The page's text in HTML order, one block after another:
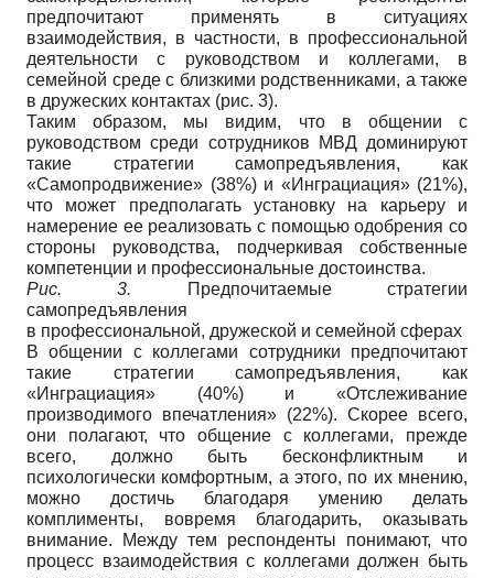
предпочитают применять в ситуациях
взаимодействия, в частности, в профессиональной
деятельности с руководством и коллегами, в
семейной среде с близкими родственниками, а также
в дружеских контактах (рис. 3).
Таким образом, мы видим, что в общении с
руководством среди сотрудников МВД доминируют
такие стратегии самопредъявления, как
«Самопродвижение» (38%) и «Инграциация» (21%),
что может предполагать установку на карьеру и
намерение ее реализовать с помощью одобрения со
стороны руководства, подчеркивая собственные
компетенции и профессиональные достоинства.
Рис. 3. Предпочитаемые стратегии
самопредъявления
в профессиональной, дружеской и семейной сферах
В общении с коллегами сотрудники предпочитают
такие стратегии самопредъявления, как
«Инграциация» (40%) и «Отслеживание
производимого впечатления» (22%). Скорее всего,
они полагают, что общение с коллегами, прежде
всего, должно быть бесконфликтным и
психологически комфортным, а этого, по их мнению,
можно достичь благодаря умению делать
комплименты, вовремя благодарить, оказывать
внимание. Между тем респонденты понимают, что
процесс взаимодействия с коллегами должен быть